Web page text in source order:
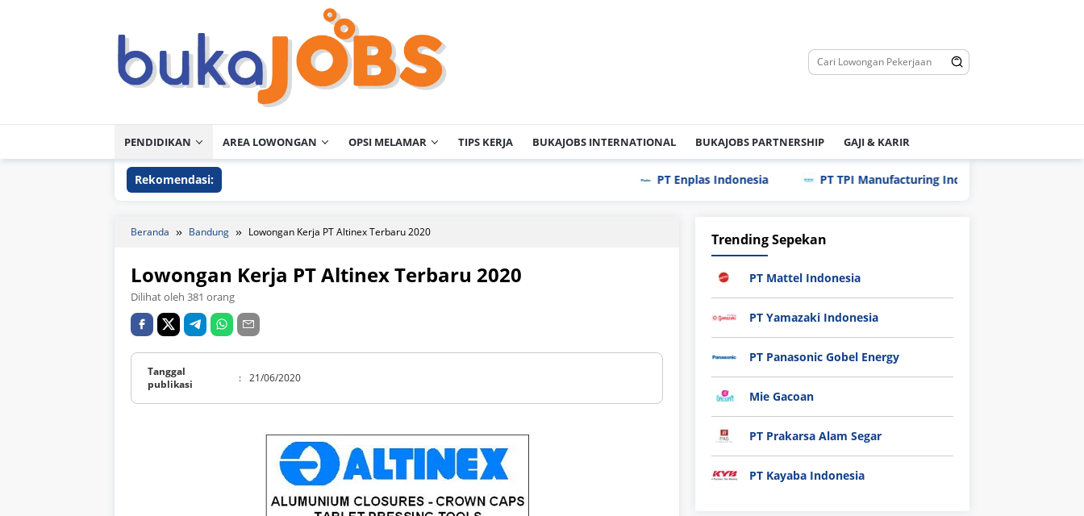
PENDIDIKAN AREA LOWONGAN OPSI MELAMAR TIPS KERJA BUKAJOBS INTERNATIONAL BUKAJOBS PARTNERSHIP GAJI & KARIR
Rekomendasi: PT Enplas Indonesia PT TPI Manufacturing Indonesia
Beranda Bandung Lowongan Kerja PT Altinex Terbaru 2020
Lowongan Kerja PT Altinex Terbaru 2020
Dilihat oleh 381 orang
Tanggal
publikasi
: 21/06/2020
Trending Sepekan
PT Mattel Indonesia
PT Yamazaki Indonesia
PT Panasonic Gobel Energy
Mie Gacoan
PT Prakarsa Alam Segar
PT Kayaba Indonesia